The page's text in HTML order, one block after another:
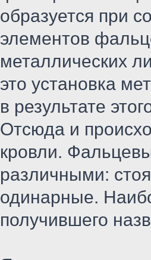
образуется при
элементов
металлических
это установка
в результате
Отсюда и
кровли.
различными:
одинарные.
получившего